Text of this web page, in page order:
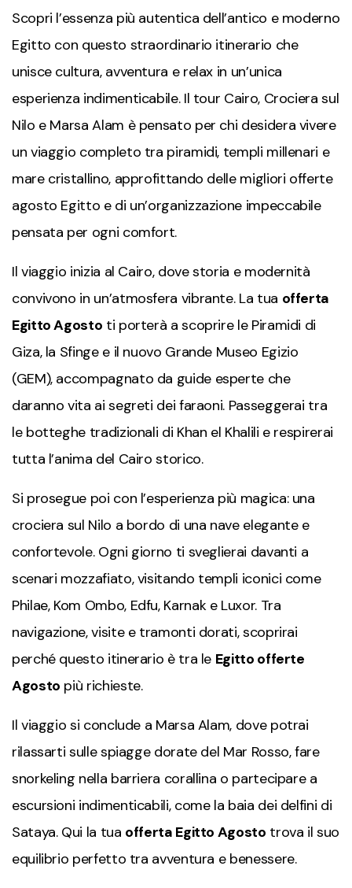
Scopri l’essenza più autentica dell’antico e moderno
Egitto con questo straordinario itinerario che
unisce cultura, avventura e relax in un’unica
esperienza indimenticabile. Il tour Cairo, Crociera sul
Nilo e Marsa Alam è pensato per chi desidera vivere
un viaggio completo tra piramidi, templi millenari e
mare cristallino, approfittando delle migliori offerte
agosto Egitto e di un’organizzazione impeccabile
pensata per ogni comfort.
Il viaggio inizia al Cairo, dove storia e modernità
convivono in un’atmosfera vibrante. La tua offerta
Egitto Agosto ti porterà a scoprire le Piramidi di
Giza, la Sfinge e il nuovo Grande Museo Egizio
(GEM), accompagnato da guide esperte che
daranno vita ai segreti dei faraoni. Passeggerai tra
le botteghe tradizionali di Khan el Khalili e respirerai
tutta l’anima del Cairo storico.
Si prosegue poi con l’esperienza più magica: una
crociera sul Nilo a bordo di una nave elegante e
confortevole. Ogni giorno ti sveglierai davanti a
scenari mozzafiato, visitando templi iconici come
Philae, Kom Ombo, Edfu, Karnak e Luxor. Tra
navigazione, visite e tramonti dorati, scoprirai
perché questo itinerario è tra le Egitto offerte
Agosto più richieste.
Il viaggio si conclude a Marsa Alam, dove potrai
rilassarti sulle spiagge dorate del Mar Rosso, fare
snorkeling nella barriera corallina o partecipare a
escursioni indimenticabili, come la baia dei delfini di
Sataya. Qui la tua offerta Egitto Agosto trova il suo
equilibrio perfetto tra avventura e benessere.